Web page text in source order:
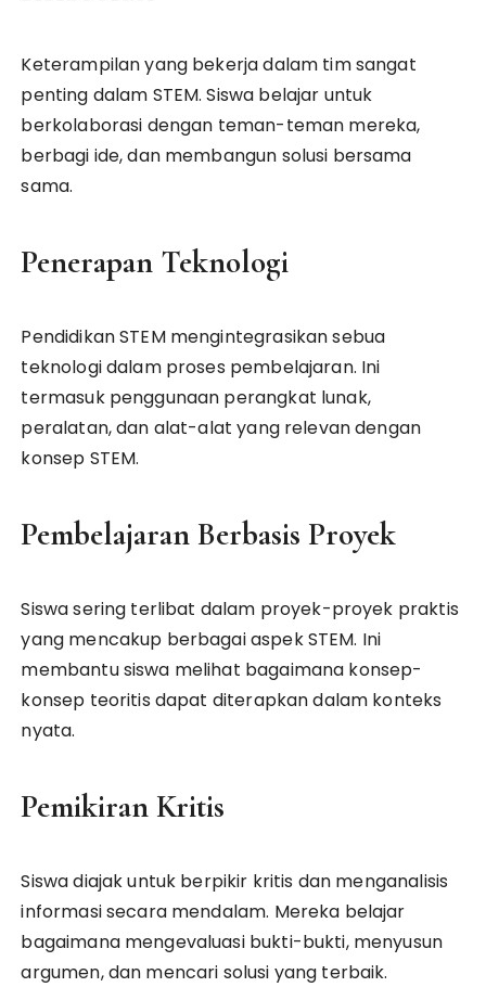
Keterampilan yang bekerja dalam tim sangat
penting dalam STEM. Siswa belajar untuk
berkolaborasi dengan teman-teman mereka,
berbagi ide, dan membangun solusi bersama
sama.
Penerapan Teknologi
Pendidikan STEM mengintegrasikan sebua
teknologi dalam proses pembelajaran. Ini
termasuk penggunaan perangkat lunak,
peralatan, dan alat-alat yang relevan dengan
konsep STEM.
Pembelajaran Berbasis Proyek
Siswa sering terlibat dalam proyek-proyek praktis
yang mencakup berbagai aspek STEM. Ini
membantu siswa melihat bagaimana konsep-
konsep teoritis dapat diterapkan dalam konteks
nyata.
Pemikiran Kritis
Siswa diajak untuk berpikir kritis dan menganalisis
informasi secara mendalam. Mereka belajar
bagaimana mengevaluasi bukti-bukti, menyusun
argumen, dan mencari solusi yang terbaik.